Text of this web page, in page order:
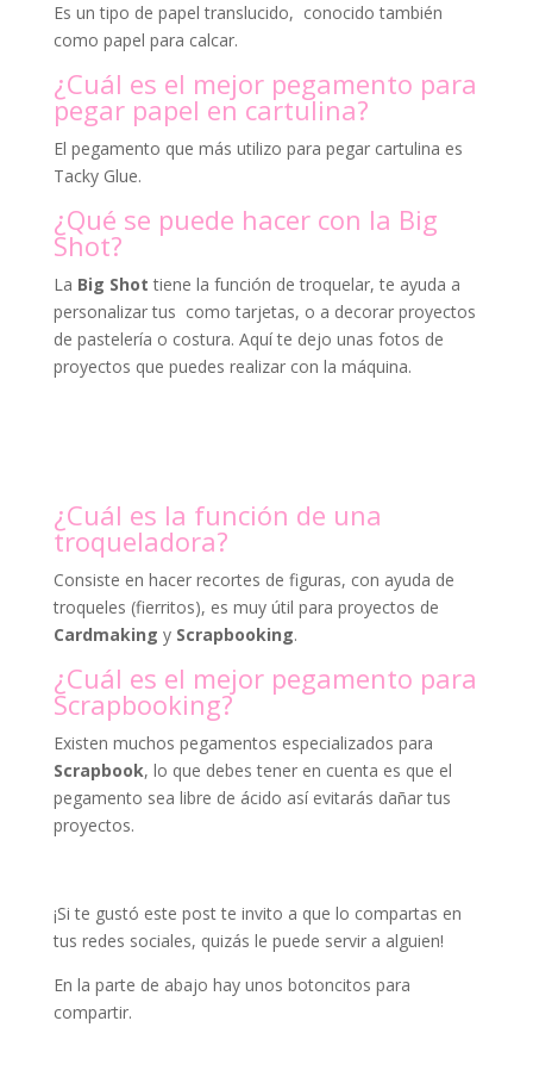
Es un tipo de papel translucido, conocido también
como papel para calcar.
¿Cuál es el mejor pegamento para
pegar papel en cartulina?
El pegamento que más utilizo para pegar cartulina es
Tacky Glue.
¿Qué se puede hacer con la Big
Shot?
La Big Shot tiene la función de troquelar, te ayuda a
personalizar tus como tarjetas, o a decorar proyectos
de pastelería o costura. Aquí te dejo unas fotos de
proyectos que puedes realizar con la máquina.
¿Cuál es la función de una
troqueladora?
Consiste en hacer recortes de figuras, con ayuda de
troqueles (fierritos), es muy útil para proyectos de
Cardmaking y Scrapbooking.
¿Cuál es el mejor pegamento para
Scrapbooking?
Existen muchos pegamentos especializados para
Scrapbook, lo que debes tener en cuenta es que el
pegamento sea libre de ácido así evitarás dañar tus
proyectos.
¡Si te gustó este post te invito a que lo compartas en
tus redes sociales, quizás le puede servir a alguien!
En la parte de abajo hay unos botoncitos para
compartir.